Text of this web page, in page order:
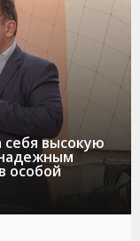
высокую
особой